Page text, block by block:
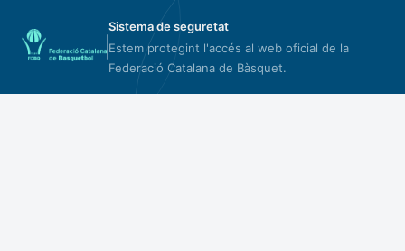
Sistema de seguretat
Estem protegint l'accés al web oficial de la
Federació Catalana de Bàsquet.